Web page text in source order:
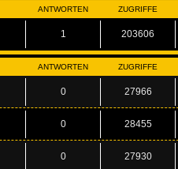
ANTWORTEN ZUGRIFFE
1 203606
ANTWORTEN ZUGRIFFE
0 27966
0 28455
0 27930